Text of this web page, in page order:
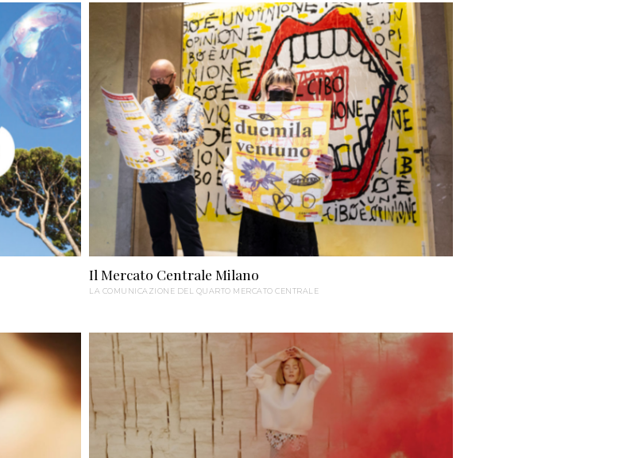
Il Mercato Centrale Milano
LA COMUNICAZIONE DEL QUARTO MERCATO CENTRALE